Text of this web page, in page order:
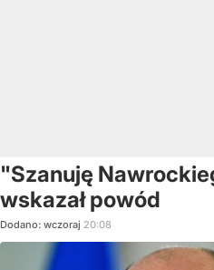
"Szanuję
wskazał powód
Dodano: wczoraj 20:08